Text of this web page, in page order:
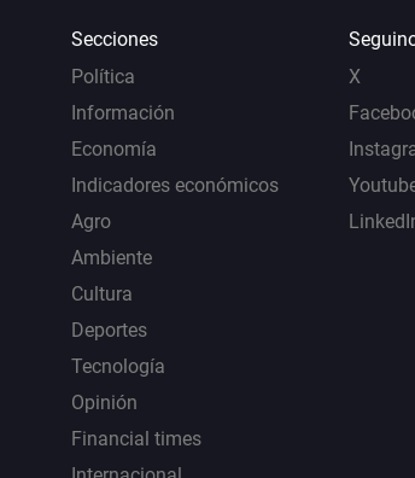
Secciones
Política
Información
Economía
Indicadores económicos
Agro
Ambiente
Cultura
Deportes
Tecnología
Opinión
Financial times
X